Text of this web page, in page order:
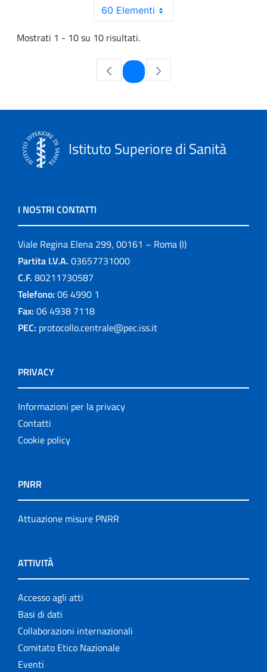
60 Elementi
Mostrati 1 - 10 su 10 risultati.
Pagina
Istituto Superiore di Sanità
I NOSTRI CONTATTI
Viale Regina Elena 299, 00161 – Roma (I)
Partita I.V.A. 03657731000
C.F. 80211730587
Telefono: 06 4990 1
Fax: 06 4938 7118
PEC: protocollo.centrale@pec.iss.it
PRIVACY
Informazioni per la privacy
Contatti
Cookie policy
PNRR
Attuazione misure PNRR
ATTIVITÀ
Accesso agli atti
Basi di dati
Collaborazioni internazionali
Comitato Etico Nazionale
Eventi